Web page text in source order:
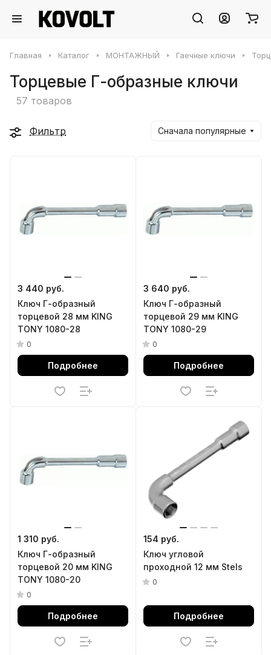
Главная Каталог МОНТАЖНЫЙ Гаечные ключи
Торцевые Г-образные ключи
57 товаров
Фильтр Сначала популярные
3 440 руб.
Ключ Г-образный
торцевой 28 мм KING
TONY 1080-28
0
Подробнее
3 640 руб.
Ключ Г-образный
торцевой 29 мм KING
TONY 1080-29
0
Подробнее
1 310 руб.
Ключ Г-образный
торцевой 20 мм KING
TONY 1080-20
0
Подробнее
154 руб.
Ключ угловой
проходной 12 мм Stels
0
Подробнее